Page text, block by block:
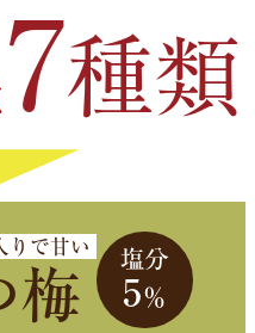
7種類
りで甘い
梅
塩分
5％